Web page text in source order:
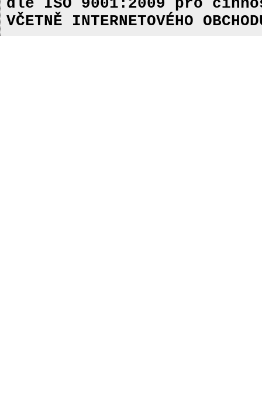
VČETNĚ INTERNETOVÉHO